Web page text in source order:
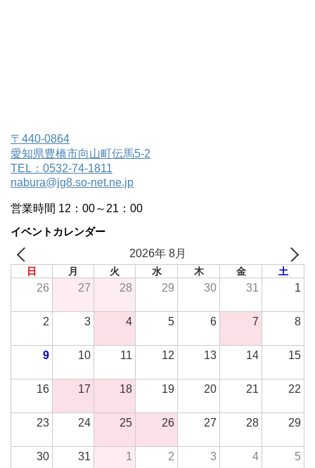
〒440-0864
愛知県豊橋市向山町伝馬5-2
TEL：0532-74-1811
nabura@jg8.so-net.ne.jp
営業時間 12：00～21：00
イベントカレンダー
2026年 8月
日 月 火 水 木 金 土
26 27 28 29 30 31 1
2 3 4 5 6 7 8
9 10 11 12 13 14 15
16 17 18 19 20 21 22
23 24 25 26 27 28 29
30 31 1 2 3 4 5